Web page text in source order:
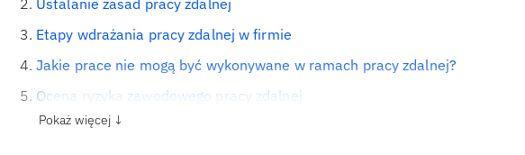
Etapy wdrażania pracy zdalnej w firmie
Jakie prace nie mogą być wykonywane w ramach pracy zdalnej?
Ocena ryzyka zawodowego pracy zdalnej
Pokaż więcej ↓